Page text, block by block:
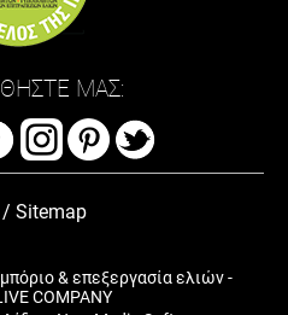
ΜΑΣ:
/ Sitemap
& επεξεργασία ελιών -
COMPANY